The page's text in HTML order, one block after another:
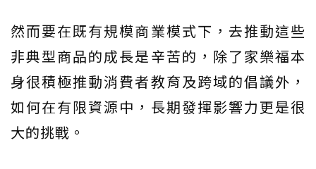
然而要在既有規模商業模式下，去推動這些
非典型商品的成長是辛苦的，除了家樂福本
身很積極推動消費者教育及跨域的倡議外，
如何在有限資源中，長期發揮影響力更是很
大的挑戰。